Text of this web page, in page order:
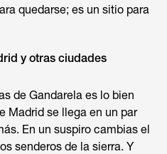
quedarse; es un sitio para
y otras ciudades
de Gandarela es lo bien
Madrid se llega en un par
En un suspiro cambias el
senderos de la sierra. Y